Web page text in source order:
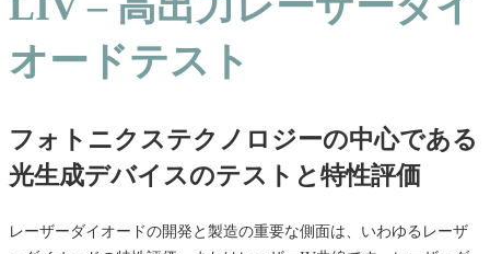
オードテスト
フォトニクステクノロジーの中心である
光生成デバイスのテストと特性評価
レーザーダイオードの開発と製造の重要な側面は、いわゆるレーザ